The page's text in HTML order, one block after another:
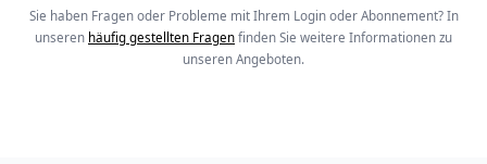
Sie haben Fragen oder Probleme mit Ihrem Login oder Abonnement? In
unseren häufig gestellten Fragen finden Sie weitere Informationen zu
unseren Angeboten.